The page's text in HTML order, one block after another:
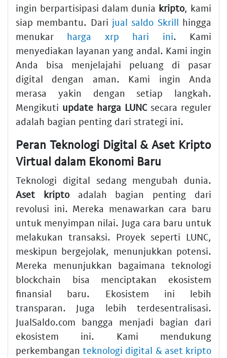
ingin berpartisipasi dalam dunia kripto, kami
siap membantu. Dari jual saldo Skrill hingga
menukar harga xrp hari ini. Kami
menyediakan layanan yang andal. Kami ingin
Anda bisa menjelajahi peluang di pasar
digital dengan aman. Kami ingin Anda
merasa yakin dengan setiap langkah.
Mengikuti update harga LUNCsecara reguler
adalah bagian penting dari strategi ini.
Peran Teknologi Digital & Aset Kripto
Virtual dalam Ekonomi Baru
Teknologi digital sedang mengubah dunia.
Aset kriptoadalah bagian penting dari
revolusi ini. Mereka menawarkan cara baru
untuk menyimpan nilai. Juga cara baru untuk
melakukan transaksi. Proyek seperti LUNC,
meskipun bergejolak, menunjukkan potensi.
Mereka menunjukkan bagaimana teknologi
blockchain bisa menciptakan ekosistem
finansial baru. Ekosistem ini lebih
transparan. Juga lebih terdesentralisasi.
JualSaldo.com bangga menjadi bagian dari
ekosistem ini. Kami mendukung
perkembanganteknologi digital & aset kripto